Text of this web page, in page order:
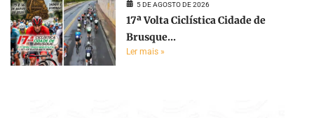
5 DE AGOSTO DE 2026
17ª Volta Ciclística Cidade de
Brusque...
Ler mais »